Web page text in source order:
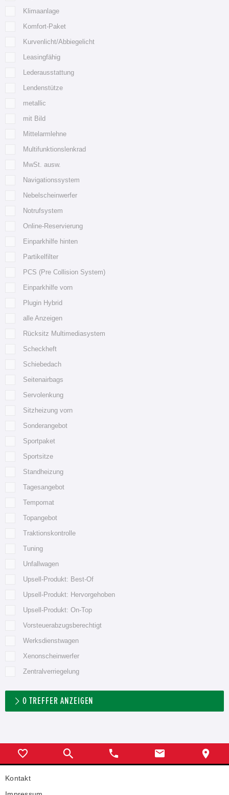
Klimaanlage
Komfort-Paket
Kurvenlicht/Abbiegelicht
Leasingfähig
Lederausstattung
Lendenstütze
metallic
mit Bild
Mittelarmlehne
Multifunktionslenkrad
MwSt. ausw.
Navigationssystem
Nebelscheinwerfer
Notrufsystem
Online-Reservierung
Einparkhilfe hinten
Partikelfilter
PCS (Pre Collision System)
Einparkhilfe vorn
Plugin Hybrid
alle Anzeigen
Rücksitz Multimediasystem
Scheckheft
Schiebedach
Seitenairbags
Servolenkung
Sitzheizung vorn
Sonderangebot
Sportpaket
Sportsitze
Standheizung
Tagesangebot
Tempomat
Topangebot
Traktionskontrolle
Tuning
Unfallwagen
Upsell-Produkt: Best-Of
Upsell-Produkt: Hervorgehoben
Upsell-Produkt: On-Top
Vorsteuerabzugsberechtigt
Werksdienstwagen
Xenonscheinwerfer
Zentralverriegelung
0 TREFFER ANZEIGEN
Kontakt